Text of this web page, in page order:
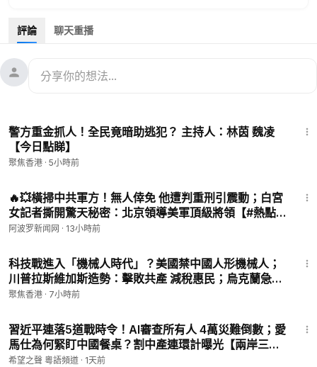
06:10
習近平罕見承認這場危機 歷史大風暴在醞釀
11:21柯文哲確定延押2個月 有共犯沒到案
國際新聞：
13:02
共軍內部報告曝光#習近平最怕的事。中共出三招應對#川普當
選，第一招就從
㊙️爆料郵箱 ►
ews）支持我們，您的支持將是我們創作出好作品的動力。您也
可以隨時取消訂閱。
🚗捐車網址 ►https://donatecarsoh.org
🤝廣告合作洽談 ► soh-tv@soundofhope.org
💟捐助我們 ►https://donorbox.org/soh-tv-2
評論 聊天重播
警方重金抓人！全民竟暗助逃犯？ 主持人：林茵 魏凌
【今日點睇】
聚焦香港 · 5小時前
🔥💥橫掃中共軍方！無人倖免 他遭判重刑引震動；白宮
女記者撕開驚天秘密：北京領導美軍頂級將領【#熱點
直擊 #深度報道 Z】
阿波罗新闻网 · 13小時前
科技戰進入「機械人時代」？美國禁中國人形機械人；
川普拉斯維加斯造勢：擊敗共產 減稅惠民；烏克蘭急需
防空導彈 北約承諾支援【新聞要點】
聚焦香港 · 7小時前
習近平連落5道戰時令！AI審查所有人 4萬災難倒數；愛
馬仕為何緊盯中國餐桌？割中產連環計曝光【兩岸三
地】
希望之聲 粵語頻道 · 1天前